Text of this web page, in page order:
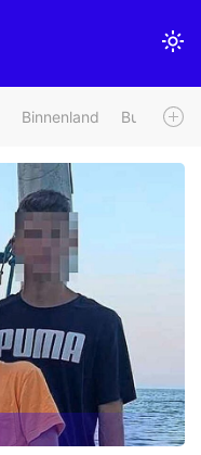
Binnenland Buitenland